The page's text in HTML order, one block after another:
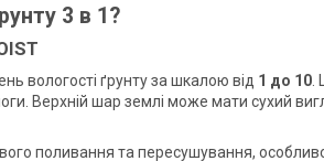
3 в 1?
вологості ґрунту за шкалою від 1 до 10
Верхній шар землі може мати сухий
поливання та пересушування,